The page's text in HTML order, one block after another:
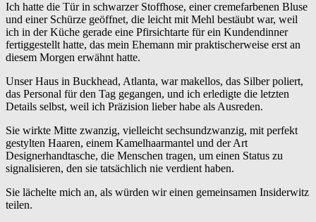
Ich hatte die Tür in schwarzer Stoffhose, einer cremefarbenen Bluse
und einer Schürze geöffnet, die leicht mit Mehl bestäubt war, weil
ich in der Küche gerade eine Pfirsichtarte für ein Kundendinner
fertiggestellt hatte, das mein Ehemann mir praktischerweise erst an
diesem Morgen erwähnt hatte.
Unser Haus in Buckhead, Atlanta, war makellos, das Silber poliert,
das Personal für den Tag gegangen, und ich erledigte die letzten
Details selbst, weil ich Präzision lieber habe als Ausreden.
Sie wirkte Mitte zwanzig, vielleicht sechsundzwanzig, mit perfekt
gestylten Haaren, einem Kamelhaarmantel und der Art
Designerhandtasche, die Menschen tragen, um einen Status zu
signalisieren, den sie tatsächlich nie verdient haben.
Sie lächelte mich an, als würden wir einen gemeinsamen Insiderwitz
teilen.